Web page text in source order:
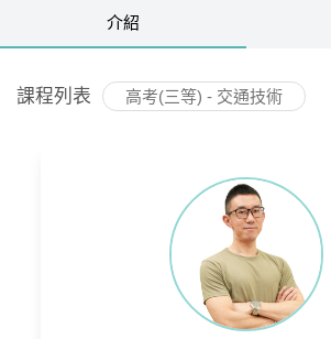
介紹
課程列表 高考(三等) - 交通技術